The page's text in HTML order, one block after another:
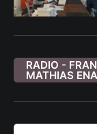
RADIO -
MATHIAS